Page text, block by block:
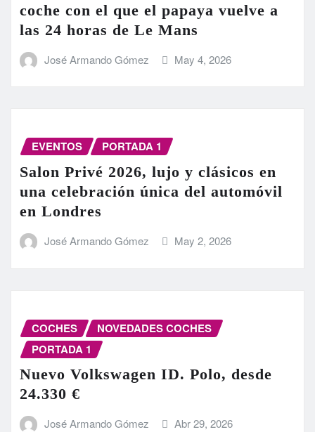
coche con el que el papaya vuelve a
las 24 horas de Le Mans
José Armando Gómez May 4, 2026
EVENTOS PORTADA 1
Salon Privé 2026, lujo y clásicos en
una celebración única del automóvil
en Londres
José Armando Gómez May 2, 2026
COCHES
NOVEDADES COCHES
PORTADA 1
Nuevo Volkswagen ID. Polo, desde
24.330 €
José Armando Gómez Abr 29, 2026